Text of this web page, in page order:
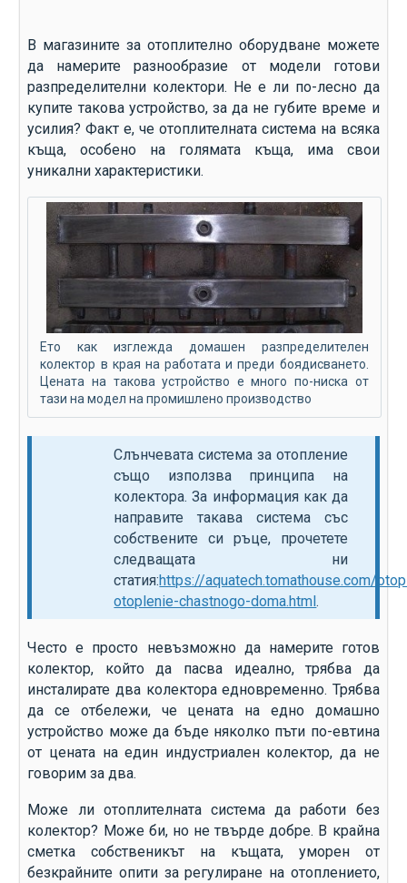
В магазините за отоплително оборудване можете
да намерите разнообразие от модели готови
разпределителни колектори. Не е ли по-лесно да
купите такова устройство, за да не губите време и
усилия? Факт е, че отоплителната система на всяка
къща, особено на голямата къща, има свои
уникални характеристики.
Ето как изглежда домашен разпределителен
колектор в края на работата и преди боядисването.
Цената на такова устройство е много по-ниска от
тази на модел на промишлено производство
Слънчевата система за отопление
също използва принципа на
колектора. За информация как да
направите такава система със
собствените си ръце, прочетете
следващата ни
статия:https://aquatech.tomathouse.com/
otoplenie-chastnogo-doma.html.
Често е просто невъзможно да намерите готов
колектор, който да пасва идеално, трябва да
инсталирате два колектора едновременно. Трябва
да се отбележи, че цената на едно домашно
устройство може да бъде няколко пъти по-евтина
от цената на един индустриален колектор, да не
говорим за два.
Може ли отоплителната система да работи без
колектор? Може би, но не твърде добре. В крайна
сметка собственикът на къщата, уморен от
безкрайните опити за регулиране на отоплението,